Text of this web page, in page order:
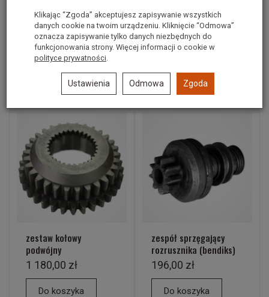
Polecane produkty
zestaw kołowy
podwójny
1 180,00 zł
Do koszyka
zespół sprzęgający
rozrusznika (bendiks)
196,00 zł
Do koszyka
Klikając “Zgoda” akceptujesz zapisywanie wszystkich
danych cookie na twoim urządzeniu. Kliknięcie “Odmowa”
oznacza zapisywanie tylko danych niezbędnych do
funkcjonowania strony. Więcej informacji o cookie w
polityce prywatności
Ustawienia Odmowa Zgoda